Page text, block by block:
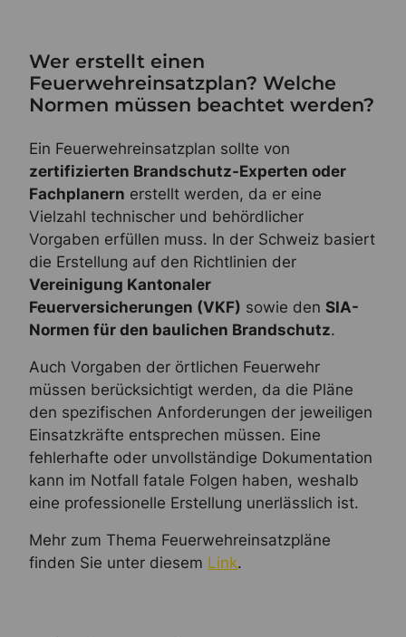
Wer erstellt einen
Feuerwehreinsatzplan? Welche
Normen müssen beachtet werden?
Ein Feuerwehreinsatzplan sollte von
zertifizierten Brandschutz-Experten oder
Fachplanern erstellt werden, da er eine
Vielzahl technischer und behördlicher
Vorgaben erfüllen muss. In der Schweiz basiert
die Erstellung auf den Richtlinien der
Vereinigung Kantonaler
Feuerversicherungen (VKF) sowie denSIA-
Normen für den baulichen Brandschutz.
Auch Vorgaben der örtlichen Feuerwehr
müssen berücksichtigt werden, da die Pläne
den spezifischen Anforderungen der jeweiligen
Einsatzkräfte entsprechen müssen. Eine
fehlerhafte oder unvollständige Dokumentation
kann im Notfall fatale Folgen haben, weshalb
eine professionelle Erstellung unerlässlich ist.
Mehr zum Thema Feuerwehreinsatzpläne
finden Sie unter diesem Link.